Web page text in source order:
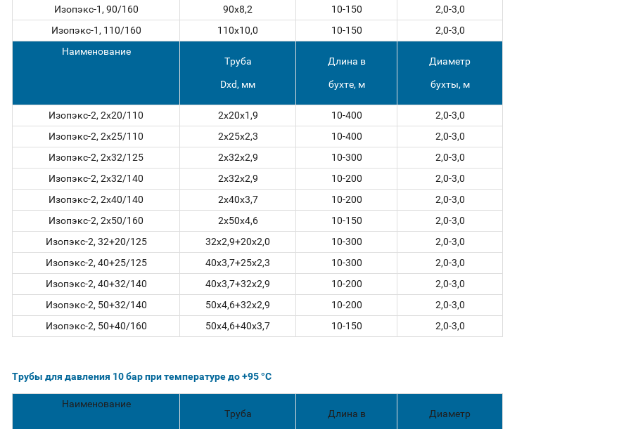
Изопэкс-1, 90/160
90х8,2 10-150
2,0-3,0
Изопэкс-1, 110/160
110х10,0 10-150
2,0-3,0
Наименование
Труба
Dxd, мм
Длина в
бухте, м
Диаметр
бухты, м
Изопэкс-2, 2x20/110 2х20x1,9 10-400
2,0-3,0
Изопэкс-2, 2x25/110
2х25x2,3 10-400
2,0-3,0
Изопэкс-2, 2x32/125
2х32x2,9 10-300
2,0-3,0
Изопэкс-2, 2x32/140
2х32x2,9 10-200
2,0-3,0
Изопэкс-2, 2x40/140
2х40x3,7 10-200
2,0-3,0
Изопэкс-2, 2x50/160
2х50x4,6 10-150
2,0-3,0
Изопэкс-2, 32+20/125
32x2,9+20x2,0 10-300
2,0-3,0
Изопэкс-2, 40+25/125
40x3,7+25x2,3 10-300
2,0-3,0
Изопэкс-2, 40+32/140
40x3,7+32x2,9 10-200
2,0-3,0
Изопэкс-2, 50+32/140
50x4,6+32x2,9 10-200
2,0-3,0
Изопэкс-2, 50+40/160
50x4,6+40x3,7 10-150 2,0-3,0
Трубы для давления 10 бар при температуре до +95 °С
Наименование
Труба
Длина в Диаметр